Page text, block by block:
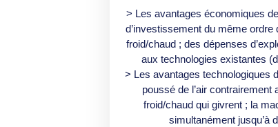
> Les avantages économiques
d’investissement du même ordre
froid/chaud ; des dépenses
aux technologies existantes
> Les avantages technologiques
poussé de l’air contrairement
froid/chaud qui givrent ; la
simultanément jusqu’à